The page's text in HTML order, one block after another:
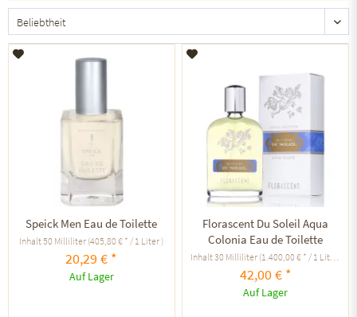
Speick Men Eau de Toilette
Inhalt50 Milliliter (405,80 € * / 1 Liter )
20,29 € *
Auf Lager
Auf den Merkzettel
Florascent Du Soleil Aqua
Colonia Eau de Toilette
Inhalt30 Milliliter (1.400,00 € * / 1 Liter )
42,00 € *
Auf Lager